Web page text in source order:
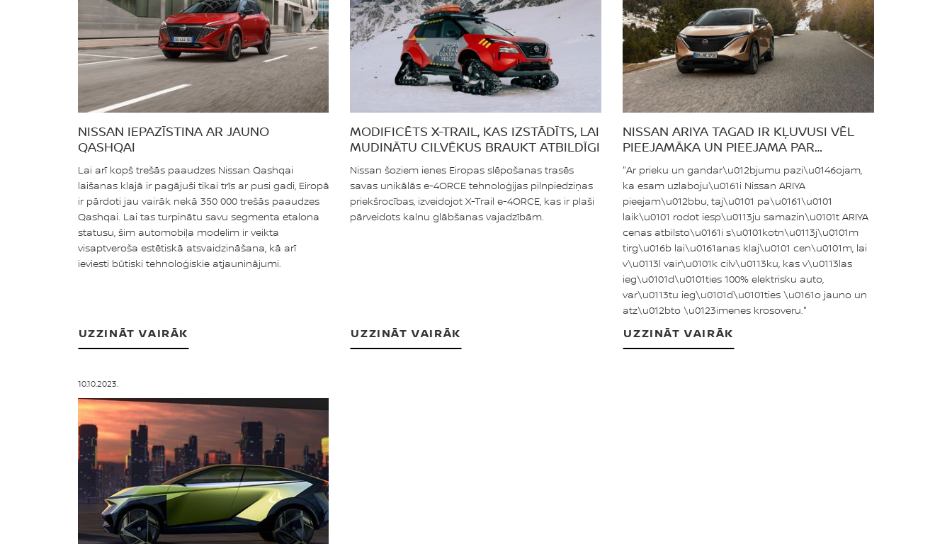
NISSAN IEPAZĪSTINA AR JAUNO
QASHQAI
Lai arī kopš trešās paaudzes Nissan Qashqai
laišanas klajā ir pagājuši tikai trīs ar pusi gadi, Eiropā
ir pārdoti jau vairāk nekā 350 000 trešās paaudzes
Qashqai. Lai tas turpinātu savu segmenta etalona
statusu, šim automobiļa modelim ir veikta
visaptveroša estētiskā atsvaidzināšana, kā arī
ieviesti būtiski tehnoloģiskie atjauninājumi.
UZZINĀT VAIRĀK
MODIFICĒTS X-TRAIL, KAS IZSTĀDĪTS, LAI
MUDINĀTU CILVĒKUS BRAUKT ATBILDĪGI
Nissan šoziem ienes Eiropas slēpošanas trasēs
savas unikālās e-4ORCE tehnoloģijas pilnpiedziņas
priekšrocības, izveidojot X-Trail e-4ORCE, kas ir plaši
pārveidots kalnu glābšanas vajadzībām.
UZZINĀT VAIRĀK
NISSAN ARIYA TAGAD IR KĻUVUSI VĒL
PIEEJAMĀKA UN PIEEJAMA PAR
PIEVILCĪGĀKU CENU
"Ar prieku un gandar\u012bjumu pazi\u0146ojam,
ka esam uzlaboju\u0161i Nissan ARIYA
pieejam\u012bbu, taj\u0101 pa\u0161\u0101
laik\u0101 rodot iesp\u0113ju samazin\u0101t ARIYA
cenas atbilsto\u0161i s\u0101kotn\u0113j\u0101m
tirg\u016b lai\u0161anas klaj\u0101 cen\u0101m, lai
v\u0113l vair\u0101k cilv\u0113ku, kas v\u0113las
ieg\u0101d\u0101ties 100% elektrisku auto,
var\u0113tu ieg\u0101d\u0101ties \u0161o jauno un
atz\u012bto \u0123imenes krosoveru."
UZZINĀT VAIRĀK
10.10.2023.